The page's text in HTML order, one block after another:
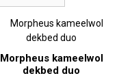
Morpheus kameelwol
dekbed duo